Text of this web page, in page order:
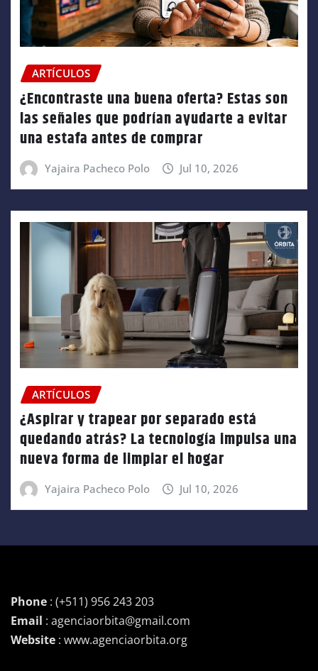
ARTÍCULOS
¿Encontraste una buena oferta? Estas son
las señales que podrían ayudarte a evitar
una estafa antes de comprar
Yajaira Pacheco Polo Jul 10, 2026
ARTÍCULOS
¿Aspirar y trapear por separado está
quedando atrás? La tecnología impulsa una
nueva forma de limpiar el hogar
Yajaira Pacheco Polo Jul 10, 2026
Phone : (+511) 956 243 203
Email : agenciaorbita@gmail.com
Website : www.agenciaorbita.org